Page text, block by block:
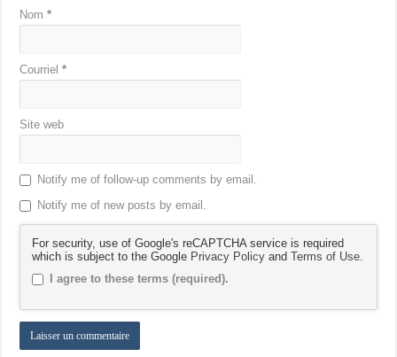
Nom*
Courriel*
Site web
Notify me of follow-up comments by email.
Notify me of new posts by email.
For security, use of Google's reCAPTCHA service is required
which is subject to the Google Privacy Policy andTerms of Use
I agree to these terms (required).